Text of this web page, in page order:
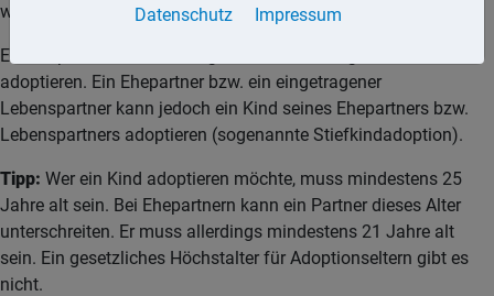
werden.
Ein Ehepaar kann ein Kind grundsätzlich nur gemeinsam
adoptieren. Ein Ehepartner bzw. ein eingetragener
Lebenspartner kann jedoch ein Kind seines Ehepartners bzw.
Lebenspartners adoptieren (sogenannte Stiefkindadoption).
Tipp: Wer ein Kind adoptieren möchte, muss mindestens 25
Jahre alt sein. Bei Ehepartnern kann ein Partner dieses Alter
unterschreiten. Er muss allerdings mindestens 21 Jahre alt
sein. Ein gesetzliches Höchstalter für Adoptionseltern gibt es
nicht.
Datenschutz Impressum